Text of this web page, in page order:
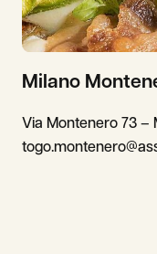
Milano
Via Montenero 73 –